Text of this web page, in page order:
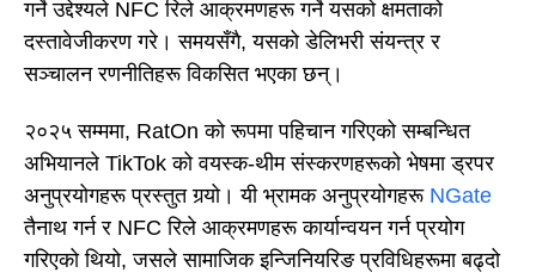
गर्ने उद्देश्यले NFC रिले आक्रमणहरू गर्ने यसको क्षमताको
दस्तावेजीकरण गरे। समयसँगै, यसको डेलिभरी संयन्त्र र
सञ्चालन रणनीतिहरू विकसित भएका छन्।
२०२५ सम्ममा, RatOn को रूपमा पहिचान गरिएको सम्बन्धित
अभियानले TikTok को वयस्क-थीम संस्करणहरूको भेषमा ड्रपर
अनुप्रयोगहरू प्रस्तुत गर्‍यो। यी भ्रामक अनुप्रयोगहरू NGate
तैनाथ गर्न र NFC रिले आक्रमणहरू कार्यान्वयन गर्न प्रयोग
गरिएको थियो, जसले सामाजिक इन्जिनियरिङ प्रविधिहरूमा बढ्दो